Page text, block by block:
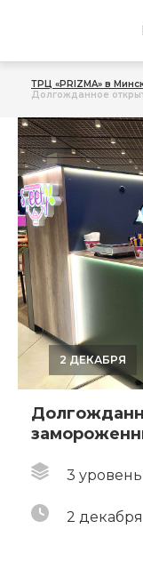
ТРЦ «PRIZMA» в
Долгожданное
2 ДЕКАБРЯ
3
2 декабря